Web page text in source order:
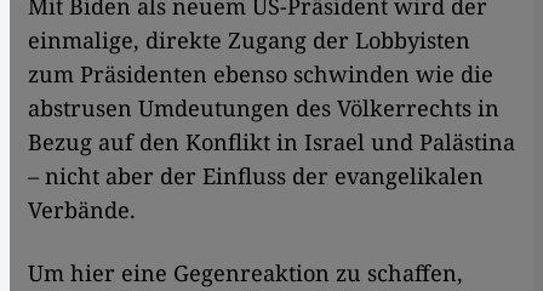
Mit Biden als neuem US-Präsident wird der
einmalige, direkte Zugang der Lobbyisten
zum Präsidenten ebenso schwinden wie die
abstrusen Umdeutungen des Völkerrechts in
Bezug auf den Konflikt in Israel und Palästina
– nicht aber der Einfluss der evangelikalen
Verbände.
Um hier eine Gegenreaktion zu schaffen,